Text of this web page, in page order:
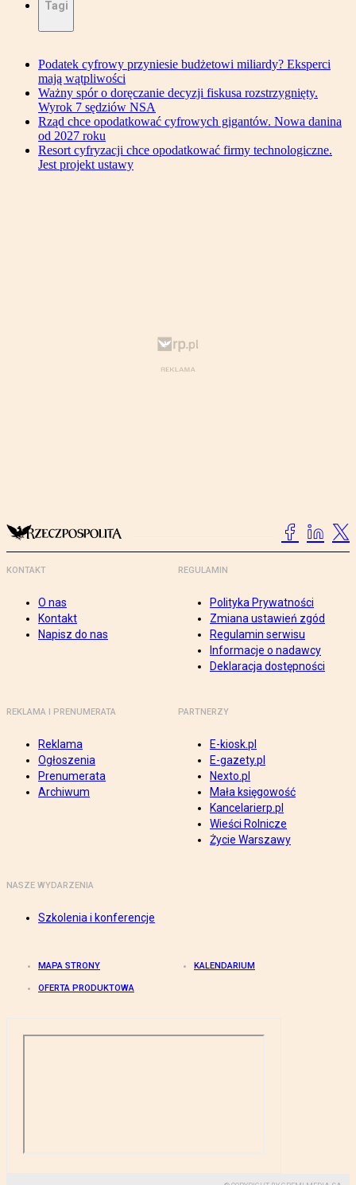
Tagi
Podatek cyfrowy przyniesie budżetowi miliardy? Eksperci
mają wątpliwości
Ważny spór o doręczanie decyzji fiskusa rozstrzygnięty.
Wyrok 7 sędziów NSA
Rząd chce opodatkować cyfrowych gigantów. Nowa danina
od 2027 roku
Resort cyfryzacji chce opodatkować firmy technologiczne.
Jest projekt ustawy
KONTAKT
O nas
Kontakt
Napisz do nas
REGULAMIN
Polityka Prywatności
Zmiana ustawień zgód
Regulamin serwisu
Informacje o nadawcy
Deklaracja dostępności
REKLAMA I PRENUMERATA
Reklama
Ogłoszenia
Prenumerata
Archiwum
PARTNERZY
E-kiosk.pl
E-gazety.pl
Nexto.pl
Mała księgowość
Kancelarierp.pl
Wieści Rolnicze
Życie Warszawy
NASZE WYDARZENIA
Szkolenia i konferencje
MAPA STRONY KALENDARIUM
OFERTA PRODUKTOWA